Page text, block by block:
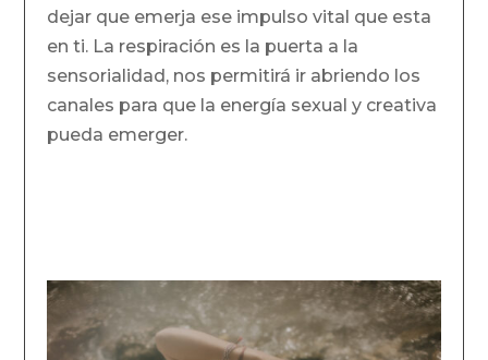
dejar que emerja ese impulso vital que esta
en ti. La respiración es la puerta a la
sensorialidad, nos permitirá ir abriendo los
canales para que la energía sexual y creativa
pueda emerger.